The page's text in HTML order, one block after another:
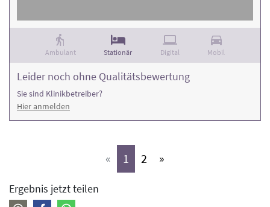
Ambulant Stationär Digital Mobil
Leider noch ohne Qualitätsbewertung
Sie sind Klinikbetreiber?
Hier anmelden
« 1 (aktiv)
2 (aktiv)
»
Ergebnis jetzt teilen